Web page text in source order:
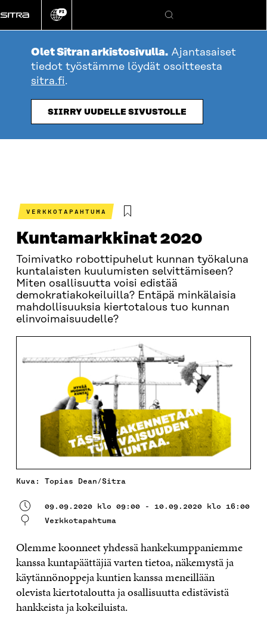
suoraan
sisältöön
Vaihda
kieli
FI
Hae
Olet Sitran arkistosivulla. Ajantasaiset
tiedot työstämme löydät osoitteesta
sitra.fi.
SIIRRY UUDELLE SIVUSTOLLE
VERKKOTAPAHTUMA
Kuntamarkkinat 2020
Toimivatko robottipuhelut kunnan työkaluna
kuntalaisten kuulumisten selvittämiseen?
Miten osallisuutta voisi edistää
demokratiakokeiluilla? Entäpä minkälaisia
mahdollisuuksia kiertotalous tuo kunnan
elinvoimaisuudelle?
Kuva: Topias Dean/Sitra
09.09.2020 klo 09:00 - 10.09.2020 klo 16:00
Verkkotapahtuma
Olemme koonneet yhdessä hankekumppaniemme
kanssa kuntapäättäjiä varten tietoa, näkemystä ja
käytännönoppeja kuntien kanssa meneillään
olevista kiertotaloutta ja osallisuutta edistävistä
hankkeista ja kokeiluista.